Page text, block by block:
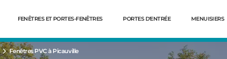
FENÊTRES ET PORTES-FENÊTRES PORTES D'ENTRÉE MENUISIERS
Fenêtres PVC à Picauville